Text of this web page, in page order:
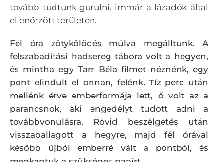
tovább tudtunk gurulni, immár a lázadók által
ellenőrzött területen.
Fél óra zötykölődés múlva megálltunk. A
felszabadítási hadsereg tábora volt a hegyen,
és mintha egy Tarr Béla filmet néznénk, egy
pont elindult el onnan, felénk. Tíz perc után
mellénk érve emberformája lett, ő volt az a
parancsnok, aki engedélyt tudott adni a
továbbvonulásra. Rövid beszélgetés után
visszaballagott a hegyre, majd fél órával
később újból emberré vált a pontból, és